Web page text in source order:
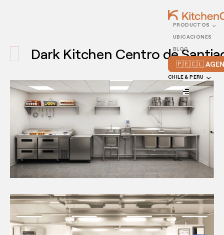
PRODUCTOS
UBICACIONES
BLOG
🇵🇪🇨🇱
CHILE & PERU
Dark Kitchen Centro de